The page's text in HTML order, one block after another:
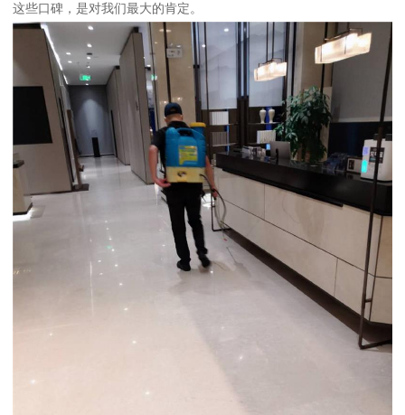
这些口碑，是对我们最大的肯定。